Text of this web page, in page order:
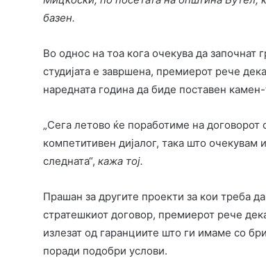
базен.
Во однос на тоа кога очекува да започнат
студијата е завршена, премиерот рече
наредната година да биде поставен
„Сега летово ќе поработиме на
компетитивен дијалог, така што очекувам
следната“, кажа тој.
Прашан за другите проекти за кои треба
стратешкиот договор, премиерот рече
излезат од гаранциите што ги имаме со
поради подобри услови.